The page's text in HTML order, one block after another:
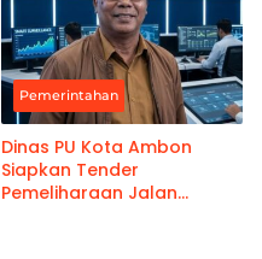
Pemerintahan
Dinas PU Kota Ambon
Siapkan Tender
Pemeliharaan Jalan